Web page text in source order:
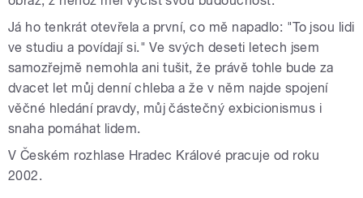
Já ho tenkrát otevřela a první, co mě napadlo: "To jsou lidi
ve studiu a povídají si." Ve svých deseti letech jsem
samozřejmě nemohla ani tušit, že právě tohle bude za
dvacet let můj denní chleba a že v něm najde spojení
věčné hledání pravdy, můj částečný exbicionismus i
snaha pomáhat lidem.
V Českém rozhlase Hradec Králové pracuje od roku
2002.